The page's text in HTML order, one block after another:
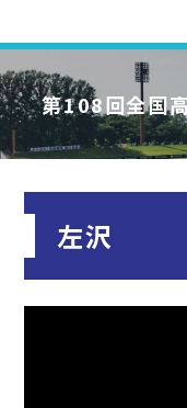
第108回全国
左沢